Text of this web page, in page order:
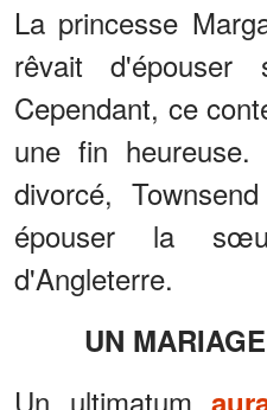
La princesse
rêvait d'épouser
Cependant, ce
une fin
divorcé,
épouser la
d'Angleterre.
UN
Un ultimatum